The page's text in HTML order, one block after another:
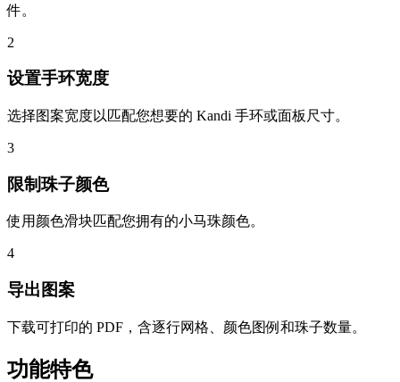
件。
2
设置手环宽度
选择图案宽度以匹配您想要的 Kandi 手环或面板尺寸。
3
限制珠子颜色
使用颜色滑块匹配您拥有的小马珠颜色。
4
导出图案
下载可打印的 PDF，含逐行网格、颜色图例和珠子数量。
功能特色